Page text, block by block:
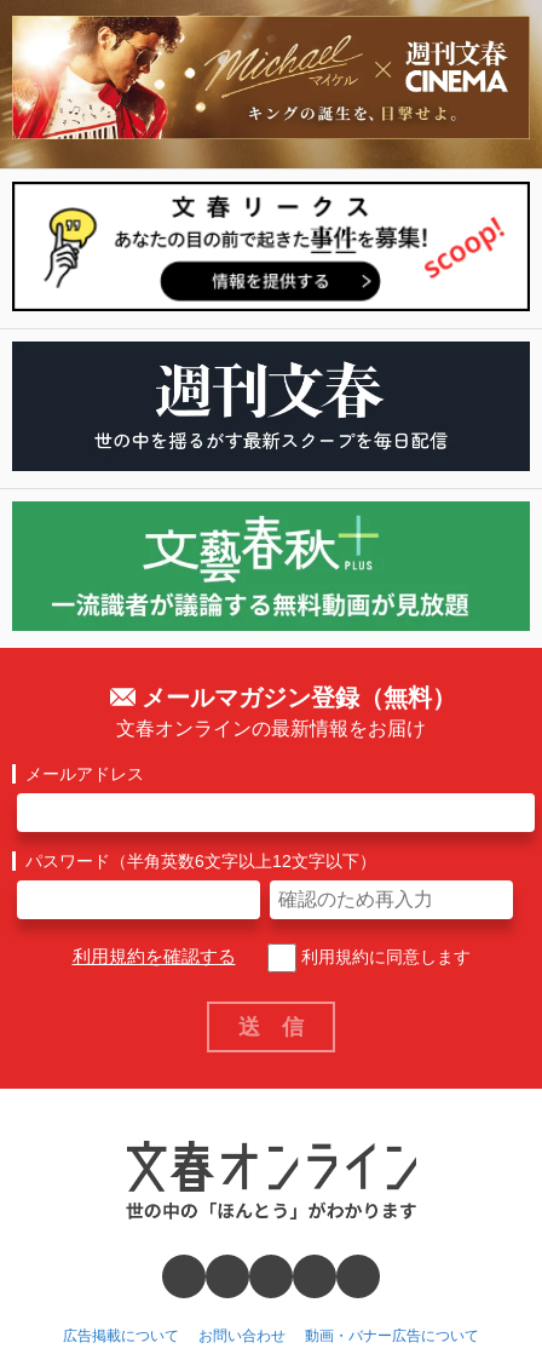
メールマガジン登録（無料）
文春オンラインの最新情報をお届け
メールアドレス
パスワード（半角英数6文字以上12文字以下）
利用規約を確認する 利用規約に同意します
広告掲載について お問い合わせ 動画・バナー広告について